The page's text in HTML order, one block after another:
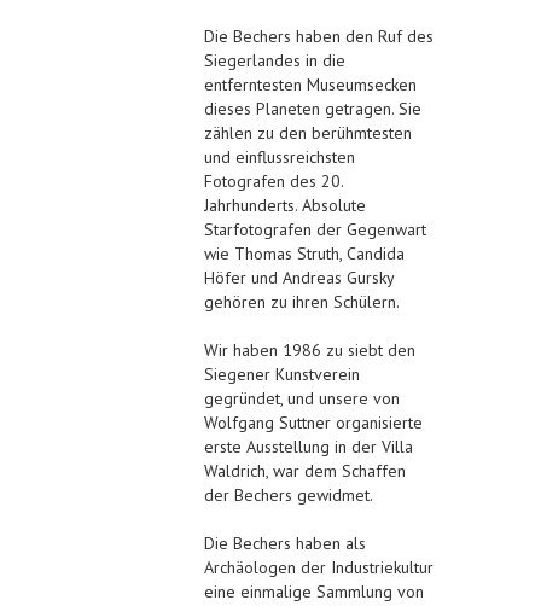
Die Bechers haben den Ruf des
Siegerlandes in die
entferntesten Museumsecken
dieses Planeten getragen. Sie
zählen zu den berühmtesten
und einflussreichsten
Fotografen des 20.
Jahrhunderts. Absolute
Starfotografen der Gegenwart
wie Thomas Struth, Candida
Höfer und Andreas Gursky
gehören zu ihren Schülern.
Wir haben 1986 zu siebt den
Siegener Kunstverein
gegründet, und unsere von
Wolfgang Suttner organisierte
erste Ausstellung in der Villa
Waldrich, war dem Schaffen
der Bechers gewidmet.
Die Bechers haben als
Archäologen der Industriekultur
eine einmalige Sammlung von